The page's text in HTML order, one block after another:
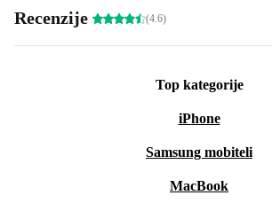
Recenzije (4.6)
Top kategorije
iPhone
Samsung mobiteli
MacBook